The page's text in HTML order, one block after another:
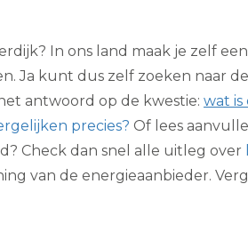
In ons land maak je zelf
Ja kunt dus zelf zoeken naar
antwoord op de kwestie: wat
precies? Of lees
Check dan snel alle uitleg over
van de energieaanbieder.